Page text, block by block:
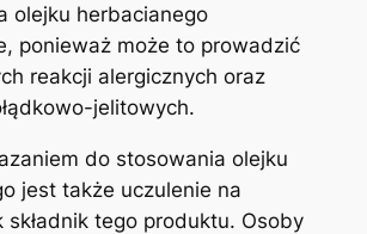
​olejku herbacianego
ponieważ może to prowadzić
reakcji alergicznych oraz
jelitowych.
do stosowania olejku
jest także uczulenie ‍na
składnik tego produktu. Osoby